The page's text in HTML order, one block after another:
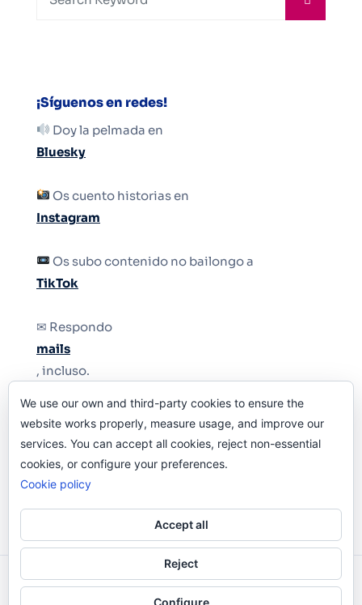
¡Síguenos en redes!
Doy la pelmada en
Bluesky
Os cuento historias en
Instagram
Os subo contenido no bailongo a
TikTok
✉ Respondo
mails
, incluso.
Y si una persona no puede tener teléfono, que
le quiten el teléfono.
Odi O'Malley © 2016-2025. Todos Los Derechos
We use our own and third-party cookies to ensure the
website works properly, measure usage, and improve our
services. You can accept all cookies, reject non-essential
cookies, or configure your preferences.
Cookie policy
Accept all
Reject
Configure